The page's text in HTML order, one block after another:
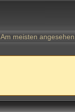
Am meisten angesehen